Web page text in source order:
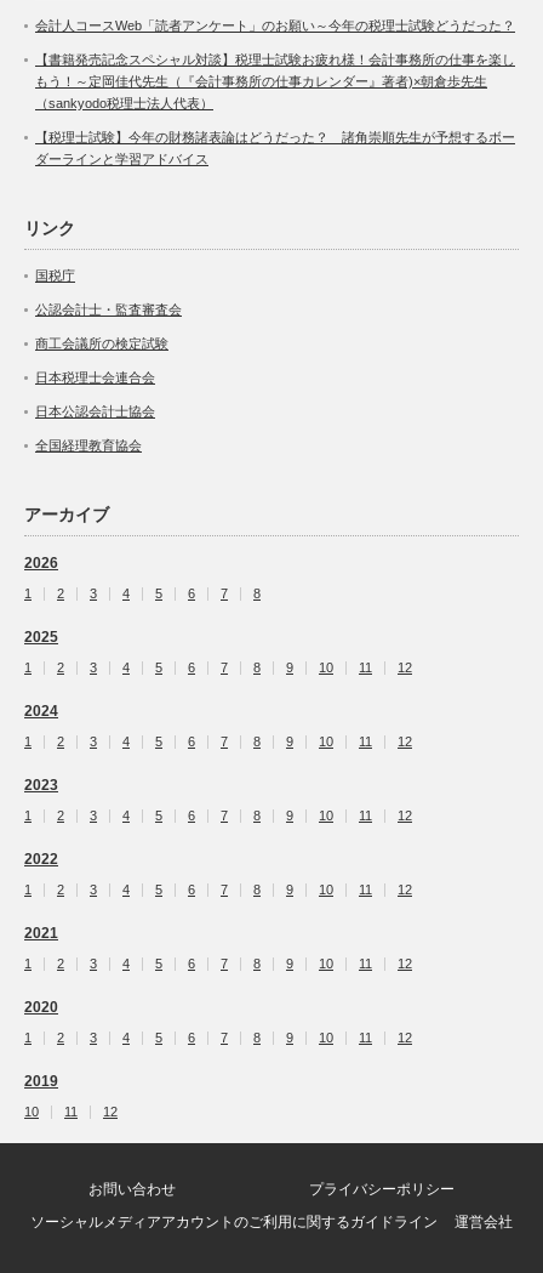
会計人コースWeb「読者アンケート」のお願い～今年の税理士試験どうだった？
【書籍発売記念スペシャル対談】税理士試験お疲れ様！会計事務所の仕事を楽し
もう！～定岡佳代先生（『会計事務所の仕事カレンダー』著者)×朝倉歩先生
（sankyodo税理士法人代表）
【税理士試験】今年の財務諸表論はどうだった？ 諸角崇順先生が予想するボー
ダーラインと学習アドバイス
リンク
国税庁
公認会計士・監査審査会
商工会議所の検定試験
日本税理士会連合会
日本公認会計士協会
全国経理教育協会
アーカイブ
2026
1 2 3 4 5 6 7 8
2025
1 2 3 4 5 6 7 8 9 10 11 12
2024
1 2 3 4 5 6 7 8 9 10 11 12
2023
1 2 3 4 5 6 7 8 9 10 11 12
2022
1 2 3 4 5 6 7 8 9 10 11 12
2021
1 2 3 4 5 6 7 8 9 10 11 12
2020
1 2 3 4 5 6 7 8 9 10 11 12
2019
10 11 12
お問い合わせ
プライバシーポリシー
ソーシャルメディアアカウントのご利用に関するガイドライン
運営会社